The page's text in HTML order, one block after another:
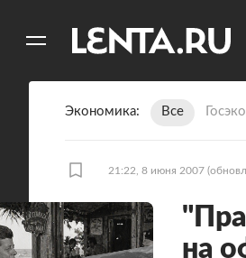
Экономика Все
21:22, 8 июня 2007
на